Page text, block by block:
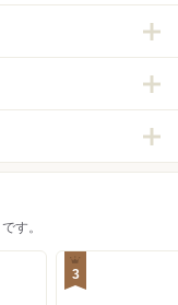
す。
3